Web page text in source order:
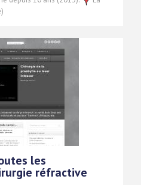
les
réfractive